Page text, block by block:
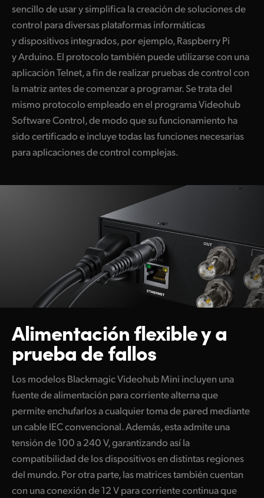
sencillo de usar y simplifica la creación de soluciones de
control para diversas plataformas informáticas
y dispositivos integrados, por ejemplo, Raspberry Pi
y Arduino. El protocolo también puede utilizarse con una
aplicación Telnet, a fin de realizar pruebas de control con
la matriz antes de comenzar a programar.Se tratadel
mismo protocolo empleado enel programaVideohub
Software Control, de modo que su funcionamiento ha
sido certificado e incluye todas las funciones necesarias
para aplicaciones decontrol complejas.
Alimentación flexibley a
prueba de fallos
Los modelos Blackmagic Videohub Mini incluyen una
fuente de alimentación para corriente alterna que
permite enchufarlos a cualquier toma de pared mediante
un cable IEC convencional. Además, esta admite una
tensión de 100 a 240 V, garantizando así la
compatibilidad de los dispositivos en distintas regiones
del mundo. Por otra parte, las matrices también cuentan
con una conexión de 12 V para corriente continua que